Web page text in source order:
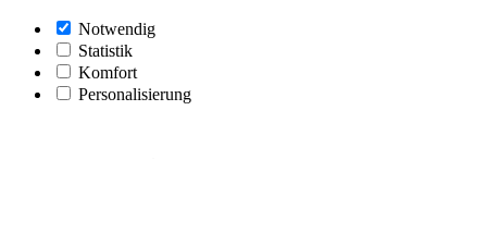
Notwendig
Statistik
Komfort
Personalisierung